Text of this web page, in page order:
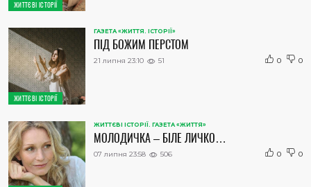
ЖИТТЄВІ ІСТОРІЇ
ЖИТТЄВІ ІСТОРІЇ
ГАЗЕТА «ЖИТТЯ. ІСТОРІЇ»
ПІД БОЖИМ ПЕРСТОМ
21 липня 23:10 51 0 0
ЖИТТЄВІ ІСТОРІЇ. ГАЗЕТА «ЖИТТЯ»
МОЛОДИЧКА – БІЛЕ ЛИЧКО…
07 липня 23:58 506 0 0